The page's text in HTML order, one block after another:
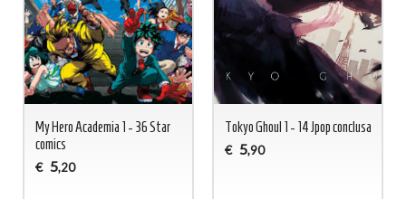
My Hero Academia 1 - 36 Star
comics
€ 5,20
Tokyo Ghoul 1 - 14 Jpop conclusa
€ 5,90